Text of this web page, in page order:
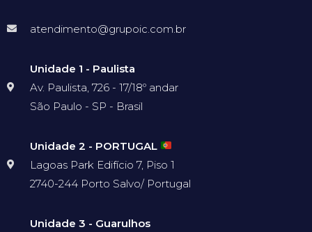
atendimento@grupoic.com.br
Unidade 1 - Paulista
Av. Paulista, 726 - 17/18º andar
São Paulo - SP - Brasil
Unidade 2 - PORTUGAL
Lagoas Park Edifício 7, Piso 1
2740-244 Porto Salvo/ Portugal
Unidade 3 - Guarulhos